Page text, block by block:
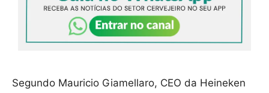
Segundo Mauricio Giamellaro, CEO da Heineken